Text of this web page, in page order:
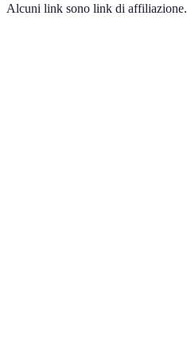
Alcuni link sono link di affiliazione.